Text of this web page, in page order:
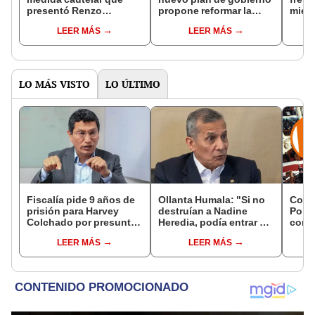
presentó Renzo
suspender segunda
vuelta
LEER MÁS
propone reformar la
y construir cinco mega
cárceles
LEER MÁS
LO MÁS VISTO LO ÚLTIMO
Fiscalía pide 9 años de
prisión para Harvey
Colchado por presunta
incompatible y falsedad
ideológica
LEER MÁS
Ollanta Humala: "Si no
destruían a Nadine
Heredia, podía entrar en
LEER MÁS